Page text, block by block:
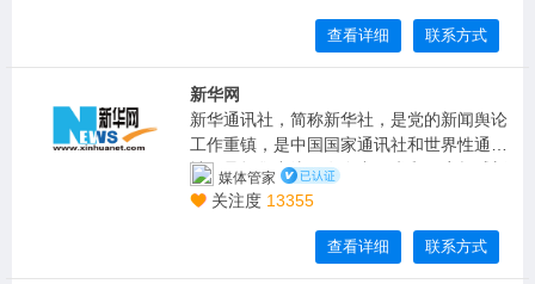
台价值、投资价值等五大价值优势。
查看详细 联系方式
新华网
新华通讯社，简称新华社，是党的新闻舆论
工作重镇，是中国国家通讯社和世界性通讯
社，承担集中统一发布中国党和政府权威新
闻的重要职责。现任社长傅华，总编辑吕岩
瑞金成立的红色中华通讯社（简称红中
社），1937年1月在陕西延安改为现名。19
媒体管家
关注度 13355
查看详细 联系方式